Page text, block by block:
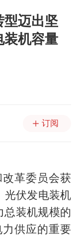
型迈出坚
装机容量
订阅
革委员会获
光伏发电装机
总装机规模的
供应的重要